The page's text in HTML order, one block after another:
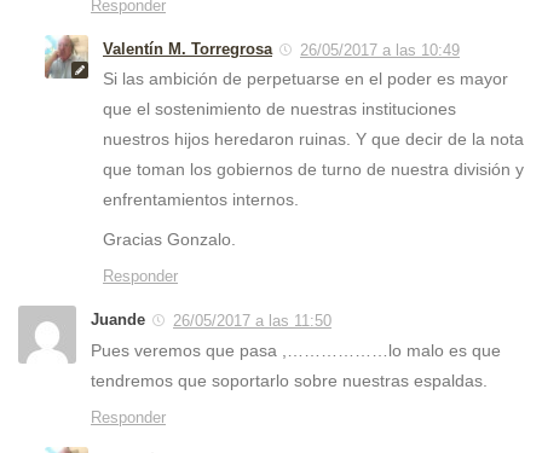
Responder
Valentín M. Torregrosa 26/05/2017 a las 10:49
Si las ambición de perpetuarse en el poder es mayor
que el sostenimiento de nuestras instituciones
nuestros hijos heredaron ruinas. Y que decir de la nota
que toman los gobiernos de turno de nuestra división y
enfrentamientos internos.
Gracias Gonzalo.
Responder
Juande 26/05/2017 a las 11:50
Pues veremos que pasa ,………………lo malo es que
tendremos que soportarlo sobre nuestras espaldas.
Responder